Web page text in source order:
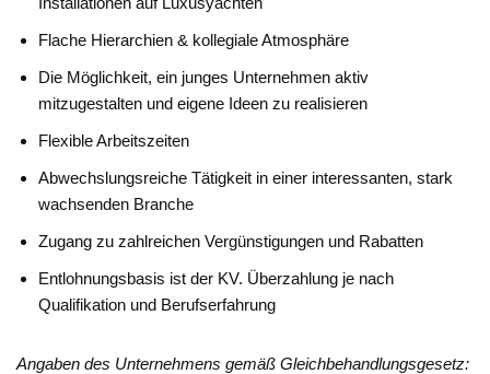
Flache Hierarchien & kollegiale Atmosphäre
Die Möglichkeit, ein junges Unternehmen aktiv
mitzugestalten und eigene Ideen zu realisieren
Flexible Arbeitszeiten
Abwechslungsreiche Tätigkeit in einer interessanten, stark
wachsenden Branche
Zugang zu zahlreichen Vergünstigungen und Rabatten
Entlohnungsbasis ist der KV. Überzahlung je nach
Qualifikation und Berufserfahrung
Angaben des Unternehmens gemäß Gleichbehandlungsgesetz: